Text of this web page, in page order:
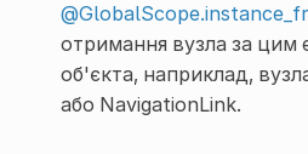
отримання вузла за цим
об'єкта, наприклад,
або NavigationLink.